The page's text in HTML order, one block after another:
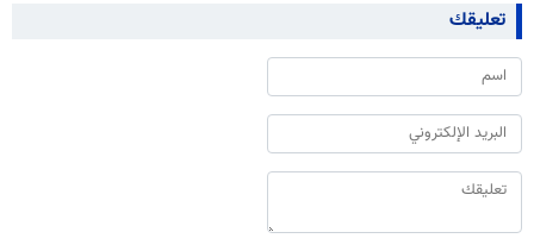
تعليقك